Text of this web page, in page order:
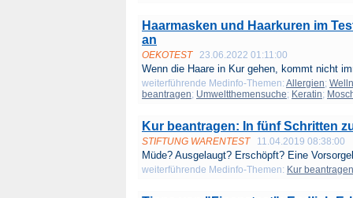
Haarmasken und Haarkuren im
an
OEKOTEST 23.06.2022 01:11:00
Wenn die Haare in Kur gehen, kommt nicht
weiterführende Medinfo-Themen: Allergien;
beantragen; Umweltthemensuche; Keratin;
Kur beantragen: In fünf Schritten
STIFTUNG WARENTEST 11.04.2019 08:38:00
Müde? Ausgelaugt? Erschöpft? Eine
weiterführende Medinfo-Themen: Kur beantragen